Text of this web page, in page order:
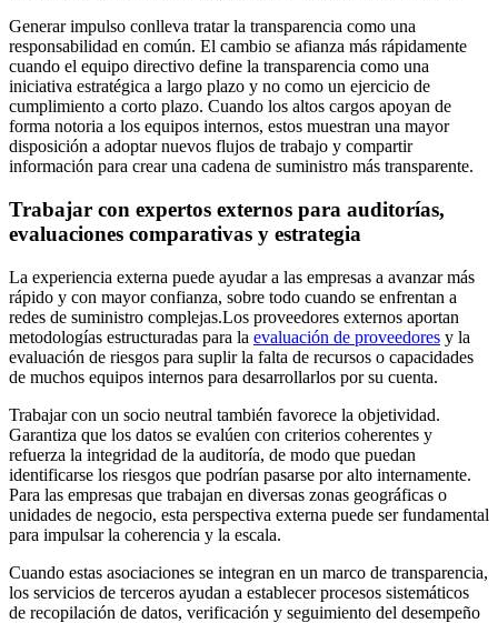
Generar impulso conlleva tratar la transparencia como una
responsabilidad en común. El cambio se afianza más rápidamente
cuando el equipo directivo define la transparencia como una
iniciativa estratégica a largo plazo y no como un ejercicio de
cumplimiento a corto plazo. Cuando los altos cargos apoyan de
forma notoria a los equipos internos, estos muestran una mayor
disposición a adoptar nuevos flujos de trabajo y compartir
información para crear una cadena de suministro más transparente.
Trabajar con expertos externos para auditorías,
evaluaciones comparativas y estrategia
La experiencia externa puede ayudar a las empresas a avanzar más
rápido y con mayor confianza, sobre todo cuando se enfrentan a
redes de suministro complejas.Los proveedores externos aportan
metodologías estructuradas para la evaluación de proveedores y la
evaluación de riesgos para suplir la falta de recursos o capacidades
de muchos equipos internos para desarrollarlos por su cuenta.
Trabajar con un socio neutral también favorece la objetividad.
Garantiza que los datos se evalúen con criterios coherentes y
refuerza la integridad de la auditoría, de modo que puedan
identificarse los riesgos que podrían pasarse por alto internamente.
Para las empresas que trabajan en diversas zonas geográficas o
unidades de negocio, esta perspectiva externa puede ser fundamental
para impulsar la coherencia y la escala.
Cuando estas asociaciones se integran en un marco de transparencia,
los servicios de terceros ayudan a establecer procesos sistemáticos
de recopilación de datos, verificación y seguimiento del desempeño